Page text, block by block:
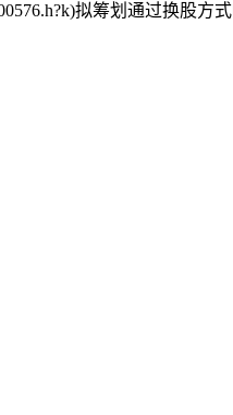
拟筹划通过换股方